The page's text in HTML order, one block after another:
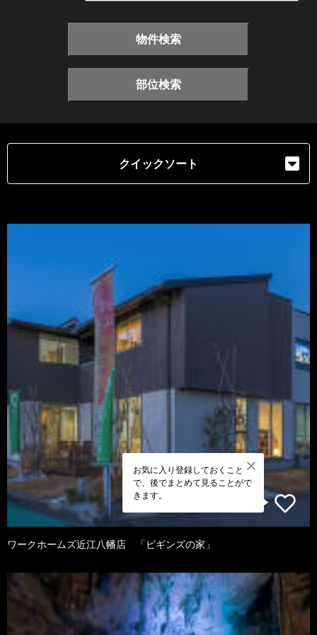
物件検索
部位検索
クイックソート
お気に入り登録しておくこと
で、後でまとめて見ることがで
きます。
ワークホームズ近江八幡店 「ビギンズの家」